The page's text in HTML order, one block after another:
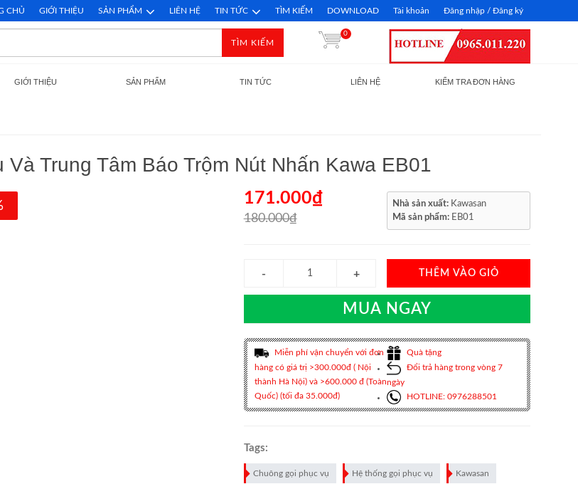
CHỦ GIỚI THIỆU SẢN PHẨM LIÊN HỆ TIN TỨC TÌM KIẾM DOWNLOAD Tài khoản Đăng nhập / Đăng ký
TÌM KIẾM
0
GIỚI THIỆU SẢN PHẨM TIN TỨC LIÊN HỆ KIỂM TRA ĐƠN HÀNG
Trung Tâm Báo Trộm Nút Nhấn Kawa EB01
171.000₫
180.000₫
Nhà sản xuất: Kawasan
Mã sản phẩm: EB01
THÊM VÀO GIỎ
MUA NGAY
Miễn phí vận chuyển với đơn
hàng có giá trị >300.000đ ( Nội
thành Hà Nội) và >600.000 đ (Toàn
Quốc) (tối đa 35.000đ)
Quà tặng
Đổi trả hàng trong vòng 7
ngày
HOTLINE: 0976288501
Tags:
Chuông gọi phục vụ Hệ thống gọi phục vụ Kawasan